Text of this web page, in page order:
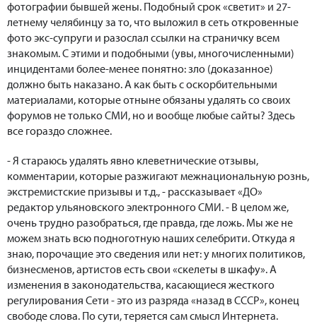
фотографии бывшей жены. Подобный срок «светит» и 27-
летнему челябинцу за то, что выложил в сеть откровенные
фото экс-супруги и разослал ссылки на страничку всем
знакомым. С этими и подобными (увы, многочисленными)
инцидентами более-менее понятно: зло (доказанное)
должно быть наказано. А как быть с оскорбительными
материалами, которые отныне обязаны удалять со своих
форумов не только СМИ, но и вообще любые сайты? Здесь
все гораздо сложнее.
- Я стараюсь удалять явно клеветнические отзывы,
комментарии, которые разжигают межнациональную рознь,
экстремистские призывы и т.д., - рассказывает «ДО»
редактор ульяновского электронного СМИ. - В целом же,
очень трудно разобраться, где правда, где ложь. Мы же не
можем знать всю подноготную наших селебрити. Откуда я
знаю, порочащие это сведения или нет: у многих политиков,
бизнесменов, артистов есть свои «скелеты в шкафу». А
изменения в законодательства, касающиеся жесткого
регулирования Сети - это из разряда «назад в СССР», конец
свободе слова. По сути, теряется сам смысл Интернета.